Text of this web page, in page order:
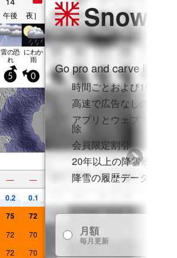
午後 夜］
雷の恐
れ
にわか
雨
5 0
— —
0.2 0.1
75 72
72 70
72 70
Snow
Go pro and carve into:
時間ごとおよび16日間
高速で広告なしのブラ
アプリとウェブでフル
除
会員限定割引
20年以上の降雪履歴
降雪の履歴データ
月額
毎月更新